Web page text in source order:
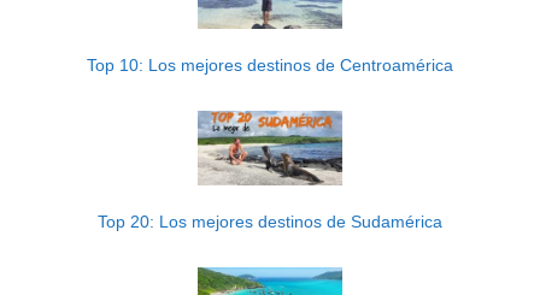
Top 10: Los mejores destinos de Centroamérica
Top 20: Los mejores destinos de Sudamérica